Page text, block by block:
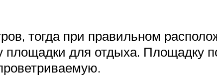
тогда при правильном
площадки для отдыха. Площадку